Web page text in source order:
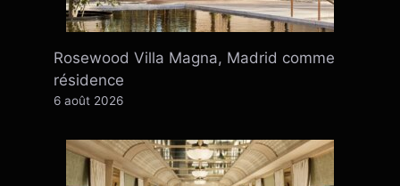
Rosewood Villa Magna, Madrid comme
résidence
6 août 2026